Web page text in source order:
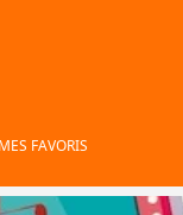
FAVORIS